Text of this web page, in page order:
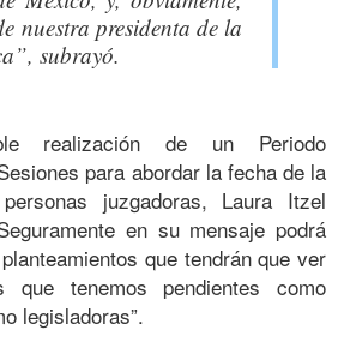
nuestra presidenta de la
subrayó.
realización de un Periodo
para abordar la fecha de la
juzgadoras, Laura Itzel
en su mensaje podrá
que tendrán que ver
que tenemos pendientes como
legisladoras”.